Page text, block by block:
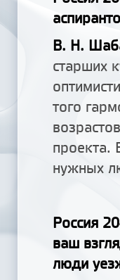
В. Н.
старших
того
проекта.
нужных
Россия
ваш
люди